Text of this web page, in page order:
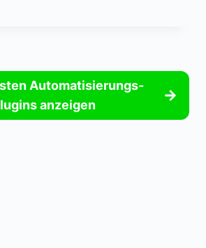
Automatisierungs-
anzeigen